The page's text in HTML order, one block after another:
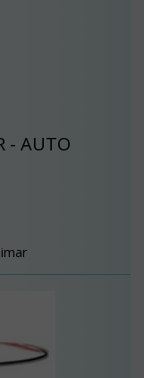
- AUTO